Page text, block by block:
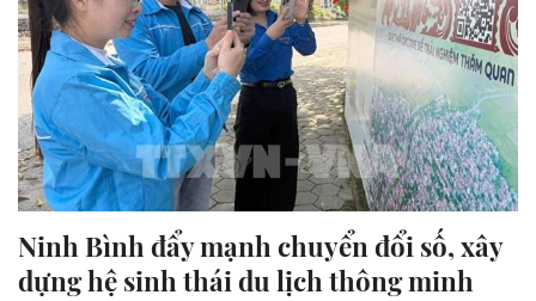
Ninh Bình đẩy mạnh chuyển đổi số, xây
dựng hệ sinh thái du lịch thông minh